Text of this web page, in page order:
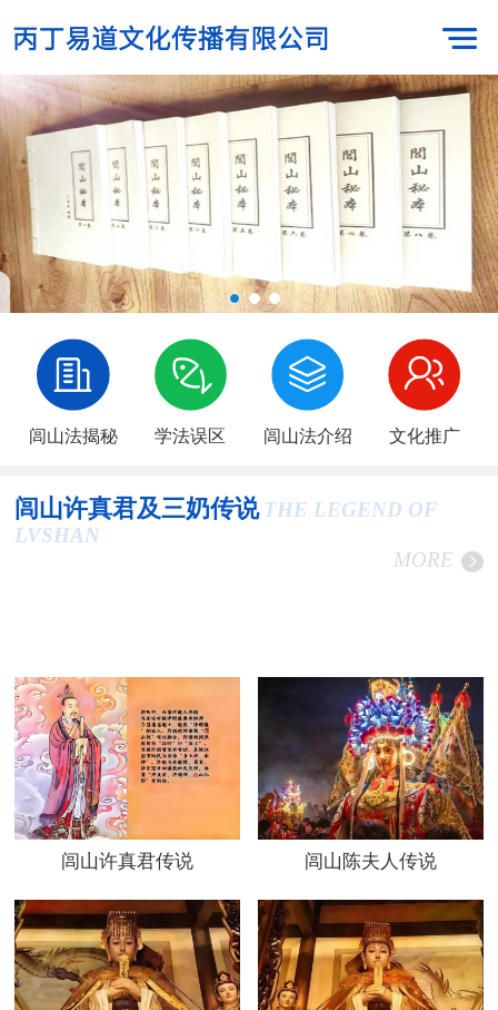
闾山法揭秘 学法误区 闾山法介绍 文化推广
闾山许真君及三奶传说 THE LEGEND OF
LVSHAN
MORE
闾山许真君传说 闾山陈夫人传说